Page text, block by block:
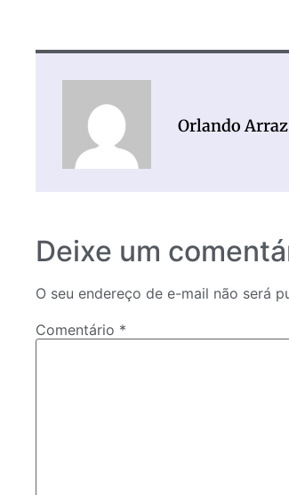
Orlando
Deixe um
O seu endereço de e-mail não será
Comentário *